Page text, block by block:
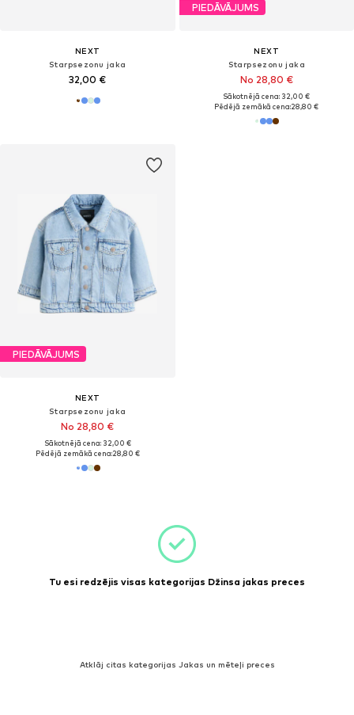
NEXT
Starpsezonu jaka
32,00 €
PIEDĀVĀJUMS
NEXT
Starpsezonu jaka
No 28,80 €
Sākotnējā cena: 32,00 €
Pēdējā zemākā cena:28,80 €
PIEDĀVĀJUMS
NEXT
Starpsezonu jaka
No 28,80 €
Sākotnējā cena: 32,00 €
Pēdējā zemākā cena:28,80 €
Tu esi redzējis visas kategorijas Džinsa jakas preces
Atklāj citas kategorijas Jakas un mēteļi preces